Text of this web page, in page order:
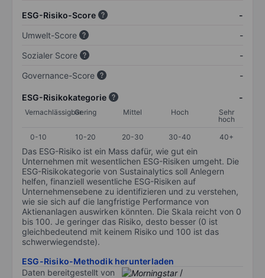
ESG-Risiko-Score
-
Umwelt-Score
-
Sozialer Score
-
Governance-Score
-
ESG-Risikokategorie -
VernachlässigbarGering Mittel Hoch
Sehr
hoch
0-10
10-20 20-30 30-40 40+
Das ESG-Risiko ist ein Mass dafür, wie gut ein
Unternehmen mit wesentlichen ESG-Risiken umgeht. Die
ESG-Risikokategorie von Sustainalytics soll Anlegern
helfen, finanziell wesentliche ESG-Risiken auf
Unternehmensebene zu identifizieren und zu verstehen,
wie sie sich auf die langfristige Performance von
Aktienanlagen auswirken könnten. Die Skala reicht von 0
bis 100. Je geringer das Risiko, desto besser (0 ist
gleichbedeutend mit keinem Risiko und 100 ist das
schwerwiegendste).
ESG-Risiko-Methodik herunterladen
Daten bereitgestellt von
/